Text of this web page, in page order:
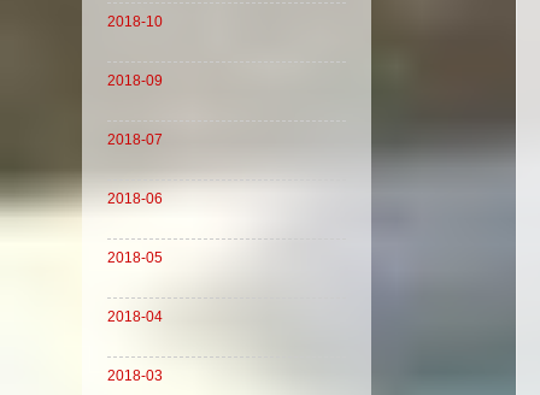
2018-10
2018-09
2018-07
2018-06
2018-05
2018-04
2018-03